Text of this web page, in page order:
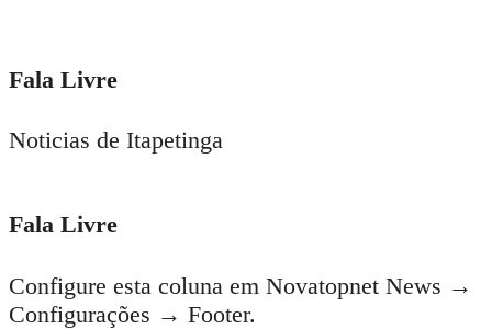
Fala Livre
Noticias de Itapetinga
Fala Livre
Configure esta coluna em Novatopnet News →
Configurações → Footer.